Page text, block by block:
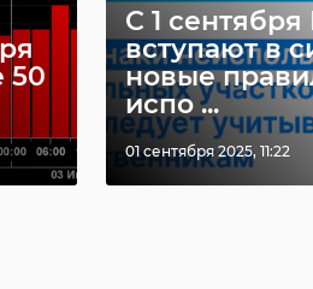
50
С 1
вступают в
новые
испо ...
01 сентября 2025, 11:22